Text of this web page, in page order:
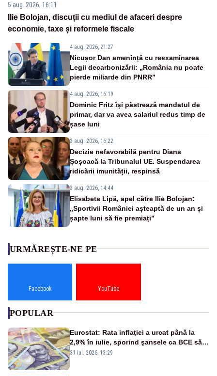
5 aug. 2026, 16:11
Ilie Bolojan, discuții cu mediul de afaceri despre
economie, taxe și reformele fiscale
4 aug. 2026, 21:27
Nicușor Dan amenință cu reexaminarea
Legii decarbonizării: „România nu poate
pierde miliarde din PNRR”
4 aug. 2026, 16:19
Dominic Fritz își păstrează mandatul de
primar, dar va avea salariul redus timp de
șase luni
3 aug. 2026, 16:22
Decizie nefavorabilă pentru Diana
Șoșoacă la Tribunalul UE. Suspendarea
ridicării imunității, respinsă
3 aug. 2026, 14:44
Elisabeta Lipă, apel către Ilie Bolojan:
„Sportivii României așteaptă de un an și
șapte luni să fie premiați”
URMĂREȘTE-NE PE
Facebook YouTube
POPULAR
Eurostat: Rata inflaţiei a urcat până la
2,9% în iulie, sporind şansele ca BCE să
majoreze dobânda
31 iul. 2026, 13:29